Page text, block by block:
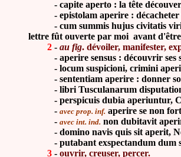
- capite aperto : la tête
- epistolam aperire : décacheter
- cum summis hujus civitatis viris
lettre fût ouverte par moi avant d'être
2 - au fig. dévoiler, manifester,
- aperire sensus : découvrir ses
- locum suspicioni, crimini
- sententiam aperire : donner son
- libri Tusculanarum
- perspicuis dubia aperiuntur,
- avec prop. inf. aperire se non
- avec int. ind. non dubitavit
- domino navis quis sit aperit,
- putabant exspectandum dum se
3 - ouvrir, creuser, percer.